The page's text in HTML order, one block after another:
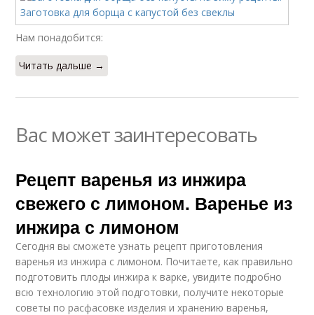
Нам понадобится:
Читать дальше →
Вас может заинтересовать
Рецепт варенья из инжира
свежего с лимоном. Варенье из
инжира с лимоном
Сегодня вы сможете узнать рецепт приготовления
варенья из инжира с лимоном. Почитаете, как правильно
подготовить плоды инжира к варке, увидите подробно
всю технологию этой подготовки, получите некоторые
советы по расфасовке изделия и хранению варенья,